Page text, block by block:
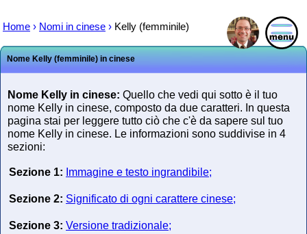
Nome Kelly (femminile) in cinese
Nome Kelly in cinese: Quello che vedi qui sotto è il tuo
nome Kelly in cinese, composto da due caratteri. In questa
pagina stai per leggere tutto ciò che c'è da sapere sul tuo
nome Kelly in cinese. Le informazioni sono suddivise in 4
sezioni:
Sezione 1: Immagine e testo ingrandibile;
Sezione 2: Significato di ogni carattere cinese;
Sezione 3: Versione tradizionale;
Home › Nomi in cinese › Kelly (femminile)